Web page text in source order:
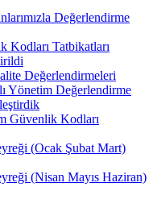
Değerlendirme
Kodları Tatbikatları
Değerlendirmeleri
Yönetim Değerlendirme
Güvenlik Kodları
(Ocak Şubat Mart)
(Nisan Mayıs Haziran)